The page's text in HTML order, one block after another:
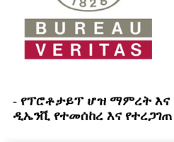
- የፕሮቶታይፕ ሆዝ ማምረት እና
ዲኤንቪ የተመሰከረ እና